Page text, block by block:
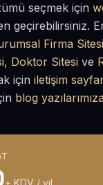
seçmek için
geçirebilirsiniz.
Firma Sitesi
, Doktor Sitesi ve
için iletişim
blog
+ KDV / yıl